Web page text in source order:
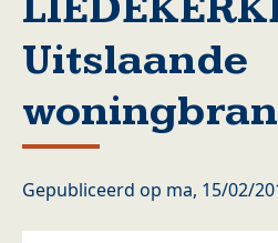
Uitslaande
Gepubliceerd op ma, 15/02/